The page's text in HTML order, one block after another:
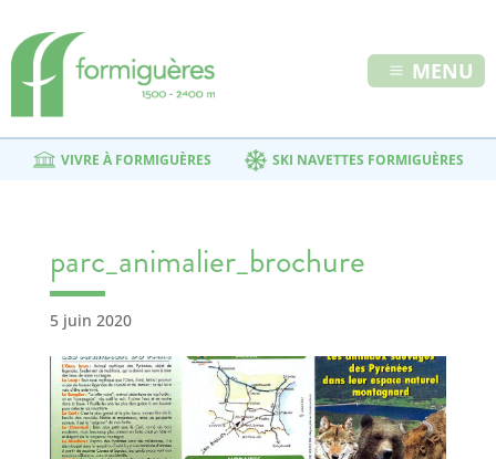
MENU
VIVRE À FORMIGUÈRES SKI NAVETTES FORMIGUÈRES
parc_animalier_brochure
5 juin 2020